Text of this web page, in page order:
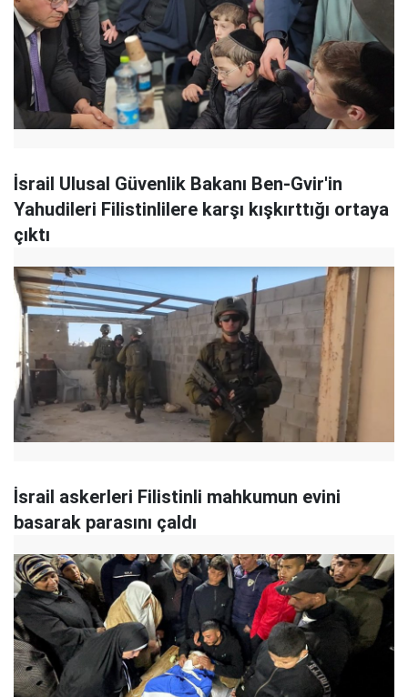
İsrail Ulusal Güvenlik Bakanı Ben-Gvir'in
Yahudileri Filistinlilere karşı kışkırttığı ortaya
çıktı
İsrail askerleri Filistinli mahkumun evini
basarak parasını çaldı